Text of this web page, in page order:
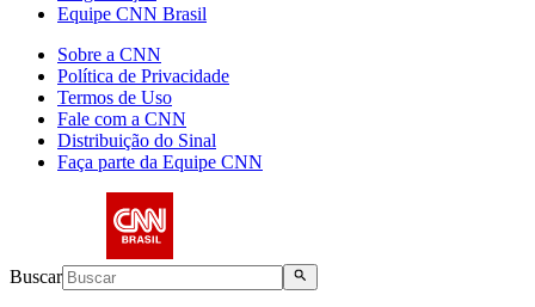
Equipe CNN Brasil
Sobre a CNN
Política de Privacidade
Termos de Uso
Fale com a CNN
Distribuição do Sinal
Faça parte da Equipe CNN
Buscar